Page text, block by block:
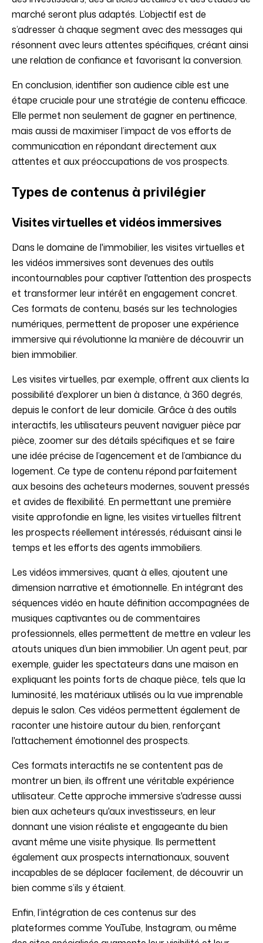
marché seront plus adaptés. L’objectif est de
s’adresser à chaque segment avec des messages qui
résonnent avec leurs attentes spécifiques, créant ainsi
une relation de confiance et favorisant la conversion.
En conclusion, identifier son audience cible est une
étape cruciale pour une stratégie de contenu efficace.
Elle permet non seulement de gagner en pertinence,
mais aussi de maximiser l’impact de vos efforts de
communication en répondant directement aux
attentes et aux préoccupations de vos prospects.
Types de contenus à privilégier
Visites virtuelles et vidéos immersives
Dans le domaine de l'immobilier, les visites virtuelles et
les vidéos immersives sont devenues des outils
incontournables pour captiver l'attention des prospects
et transformer leur intérêt en engagement concret.
Ces formats de contenu, basés sur les technologies
numériques, permettent de proposer une expérience
immersive qui révolutionne la manière de découvrir un
bien immobilier.
Les visites virtuelles, par exemple, offrent aux clients la
possibilité d’explorer un bien à distance, à 360 degrés,
depuis le confort de leur domicile. Grâce à des outils
interactifs, les utilisateurs peuvent naviguer pièce par
pièce, zoomer sur des détails spécifiques et se faire
une idée précise de l’agencement et de l’ambiance du
logement. Ce type de contenu répond parfaitement
aux besoins des acheteurs modernes, souvent pressés
et avides de flexibilité. En permettant une première
visite approfondie en ligne, les visites virtuelles filtrent
les prospects réellement intéressés, réduisant ainsi le
temps et les efforts des agents immobiliers.
Les vidéos immersives, quant à elles, ajoutent une
dimension narrative et émotionnelle. En intégrant des
séquences vidéo en haute définition accompagnées de
musiques captivantes ou de commentaires
professionnels, elles permettent de mettre en valeur les
atouts uniques d’un bien immobilier. Un agent peut, par
exemple, guider les spectateurs dans une maison en
expliquant les points forts de chaque pièce, tels que la
luminosité, les matériaux utilisés ou la vue imprenable
depuis le salon. Ces vidéos permettent également de
raconter une histoire autour du bien, renforçant
l'attachement émotionnel des prospects.
Ces formats interactifs ne se contentent pas de
montrer un bien, ils offrent une véritable expérience
utilisateur. Cette approche immersive s'adresse aussi
bien aux acheteurs qu'aux investisseurs, en leur
donnant une vision réaliste et engageante du bien
avant même une visite physique. Ils permettent
également aux prospects internationaux, souvent
incapables de se déplacer facilement, de découvrir un
bien comme s’ils y étaient.
Enfin, l’intégration de ces contenus sur des
plateformes comme YouTube, Instagram, ou même